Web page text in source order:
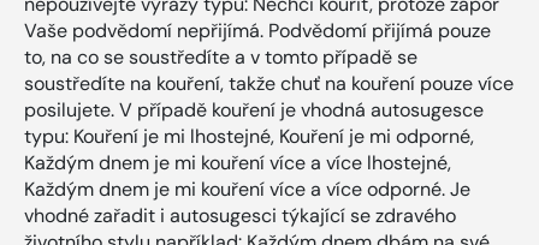
Vaše podvědomí nepřijímá. Podvědomí přijímá pouze
to, na co se soustředíte a v tomto případě se
soustředíte na kouření, takže chuť na kouření pouze více
posilujete. V případě kouření je vhodná autosugesce
typu: Kouření je mi lhostejné, Kouření je mi odporné,
Každým dnem je mi kouření více a více lhostejné,
Každým dnem je mi kouření více a více odporné. Je
vhodné zařadit i autosugesci týkající se zdravého